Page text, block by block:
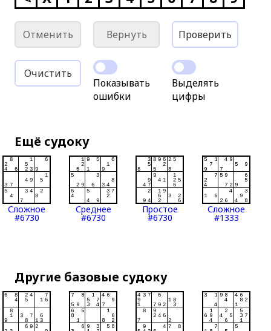
Отменить Вернуть Проверить
Очистить
Показывать
ошибки
Выделять
цифры
Ещё судоку
Сложное
#6730
Среднее
#6730
Простое
#6730
Сложное
#1333
Другие базовые судоку